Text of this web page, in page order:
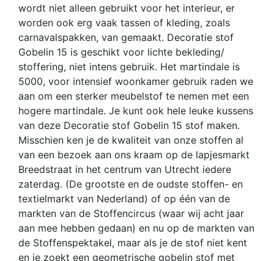
wordt niet alleen gebruikt voor het interieur, er
worden ook erg vaak tassen of kleding, zoals
carnavalspakken, van gemaakt. Decoratie stof
Gobelin 15 is geschikt voor lichte bekleding/
stoffering, niet intens gebruik. Het martindale is
5000, voor intensief woonkamer gebruik raden we
aan om een sterker meubelstof te nemen met een
hogere martindale. Je kunt ook hele leuke kussens
van deze Decoratie stof Gobelin 15 stof maken.
Misschien ken je de kwaliteit van onze stoffen al
van een bezoek aan ons kraam op de lapjesmarkt
Breedstraat in het centrum van Utrecht iedere
zaterdag. (De grootste en de oudste stoffen- en
textielmarkt van Nederland) of op één van de
markten van de Stoffencircus (waar wij acht jaar
aan mee hebben gedaan) en nu op de markten van
de Stoffenspektakel, maar als je de stof niet kent
en je zoekt een geometrische gobelin stof met